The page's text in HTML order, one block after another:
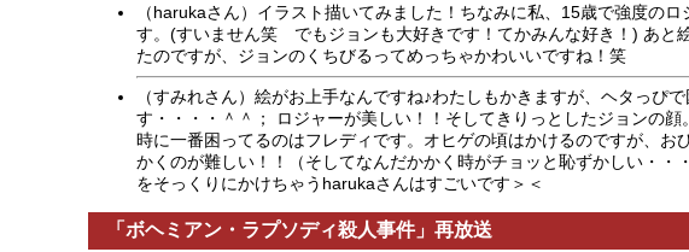
（harukaさん）イラスト描いてみました！ちなみに私、15歳で強度のロ
す。(すいません笑 でもジョンも大好きです！てかみんな好き！) あと
たのですが、ジョンのくちびるってめっちゃかわいいですね！笑
（すみれさん）絵がお上手なんですね♪わたしもかきますが、ヘタっぴ
す・・・・＾＾； ロジャーが美しい！！そしてきりっとしたジョンの顔
時に一番困ってるのはフレディです。オヒゲの頃はかけるのですが、お
かくのが難しい！！（そしてなんだかかく時がチョッと恥ずかしい・・
をそっくりにかけちゃうharukaさんはすごいです＞＜
「ボヘミアン・ラプソディ殺人事件」再放送